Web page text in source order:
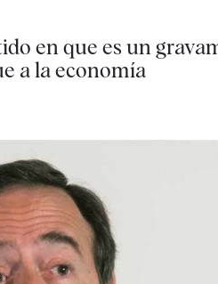
en que es un
a la economía